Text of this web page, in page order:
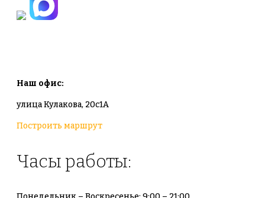
Наш офис:
улица Кулакова, 20с1А
Построить маршрут
Часы работы: